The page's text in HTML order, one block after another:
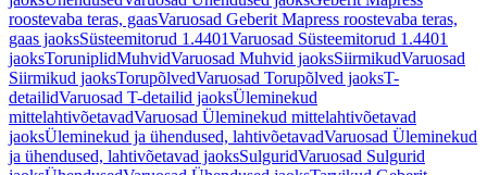
roostevaba teras, gaasVaruosad Geberit Mapress roostevaba teras,
gaas jaoksSüsteemitorud 1.4401Varuosad Süsteemitorud 1.4401
jaoksToruniplidMuhvidVaruosad Muhvid jaoksSiirmikudVaruosad
Siirmikud jaoksTorupõlvedVaruosad Torupõlved jaoksT-
detailidVaruosad T-detailid jaoksÜleminekud
mittelahtivõetavadVaruosad Üleminekud mittelahtivõetavad
jaoksÜleminekud ja ühendused, lahtivõetavadVaruosad Üleminekud
ja ühendused, lahtivõetavad jaoksSulguridVaruosad Sulgurid